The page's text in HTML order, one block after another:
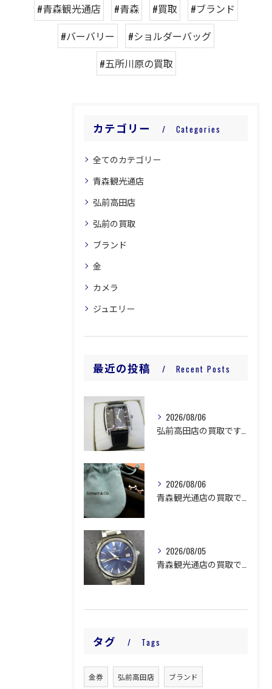
#青森観光通店 #青森 #買取
#ブランド
#バーバリー
#ショルダーバッグ
#五所川原の買取
カテゴリー Categories
全てのカテゴリー
青森観光通店
弘前高田店
弘前の買取
ブランド
金
カメラ
ジュエリー
最近の投稿 Recent Posts
2026/08/06
2026/08/06
2026/08/05
タグ Tags
金券 弘前高田店 ブランド